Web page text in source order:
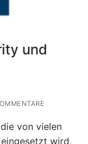
und
von vielen
wird,